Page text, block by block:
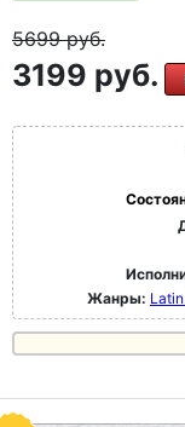
5699руб.
3199 руб.
Жанры: